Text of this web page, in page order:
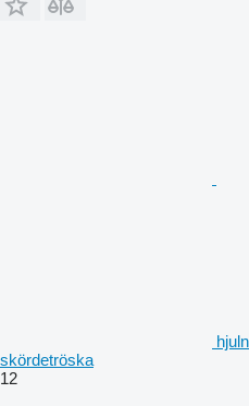
skördetröska
12